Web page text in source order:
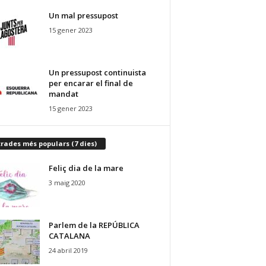
Un mal pressupost
15 gener 2023
Un pressupost continuista
per encarar el final de
mandat
15 gener 2023
més populars (7 dies)
Feliç dia de la mare
3 maig 2020
Parlem de la REPÚBLICA
CATALANA
24 abril 2019